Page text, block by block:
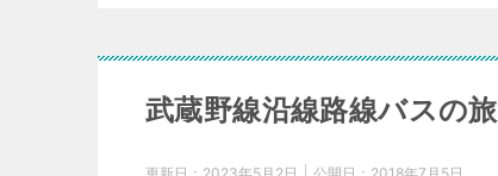
武蔵野線沿線路線バスの